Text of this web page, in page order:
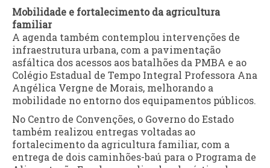
Mobilidade e fortalecimento da agricultura
familiar
A agenda também contemplou intervenções de
infraestrutura urbana, com a pavimentação
asfáltica dos acessos aos batalhões da PMBA e ao
Colégio Estadual de Tempo Integral Professora Ana
Angélica Vergne de Morais, melhorando a
mobilidade no entorno dos equipamentos públicos.
No Centro de Convenções, o Governo do Estado
também realizou entregas voltadas ao
fortalecimento da agricultura familiar, com a
entrega de dois caminhões-baú para o Programa de